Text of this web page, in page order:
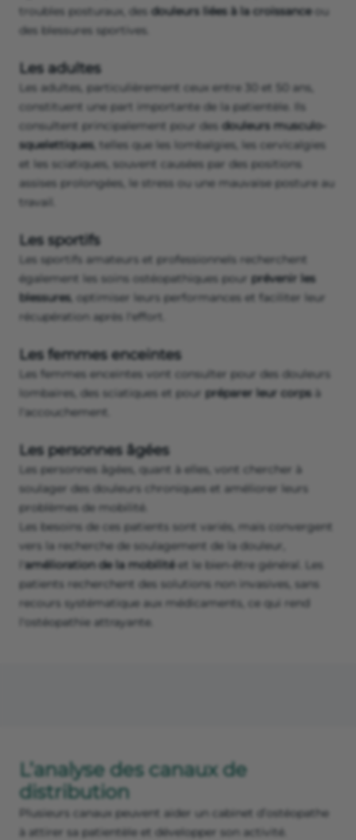
troubles posturaux, des douleurs liées à la croissanceou
des blessures sportives.
Les adultes
Les adultes, particulièrement ceux entre 30 et 50 ans,
constituent une part importante de la patientèle. Ils
consultent principalement pour des douleurs musculo-
squelettiques, telles que les lombalgies, les cervicalgies
et les sciatiques, souvent causées par des positions
assises prolongées, le stress ou une mauvaise posture au
travail.
Les sportifs
Les sportifs amateurs et professionnels recherchent
également les soins ostéopathiques pour prévenir les
blessures, optimiser leurs performances et faciliter leur
récupération après l'effort.
Les femmes enceintes
Les femmes enceintes vont consulter pour des douleurs
lombaires, des sciatiques et pour préparer leur corps à
l'accouchement.
Les personnes âgées
Les personnes âgées, quant à elles, vont chercher à
soulager des douleurs chroniques et améliorer leurs
problèmes de mobilité.
Les besoins de ces patients sont variés, mais convergent
vers la recherche de soulagement de la douleur,
amélioration de la mobilitéet le bien-être général. Les
patients recherchent des solutions non invasives, sans
recours systématique aux médicaments, ce qui rend
l'ostéopathie attrayante.
L’analyse des canaux de
distribution
Plusieurs canaux peuvent aider un cabinet d’ostéopathe
à attirer sa patientèle et développer son activité.